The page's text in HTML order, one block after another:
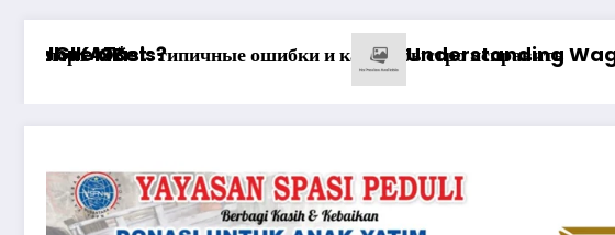
Вашего Игрового Опыта
Ən yaxşı Pinco mərclərdə real qazanc ssenariləri